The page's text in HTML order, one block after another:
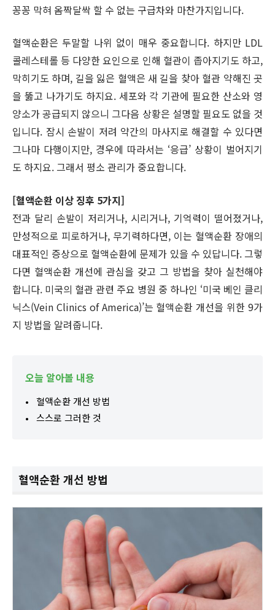
꽁꽁 막혀 옴짝달싹 할 수 없는 구급차와 마찬가지입니다.
혈액순환은 두말할 나위 없이 매우 중요합니다. 하지만 LDL
콜레스테롤 등 다양한 요인으로 인해 혈관이 좁아지기도 하고,
막히기도 하며, 길을 잃은 혈액은 새 길을 찾아 혈관 약해진 곳
을 뚫고 나가기도 하지요. 세포와 각 기관에 필요한 산소와 영
양소가 공급되지 않으니 그다음 상황은 설명할 필요도 없을 것
입니다. 잠시 손발이 저려 약간의 마사지로 해결할 수 있다면
그나마 다행이지만, 경우에 따라서는 ‘응급’ 상황이 벌어지기
도 하지요. 그래서 평소 관리가 중요합니다.
[혈액순환 이상 징후 5가지]
전과 달리 손발이 저리거나, 시리거나, 기억력이 떨어졌거나,
만성적으로 피로하거나, 무기력하다면, 이는 혈액순환 장애의
대표적인 증상으로 혈액순환에 문제가 있을 수 있답니다. 그렇
다면 혈액순환 개선에 관심을 갖고 그 방법을 찾아 실천해야
합니다. 미국의 혈관 관련 주요 병원 중 하나인 ‘미국 베인 클리
닉스(Vein Clinics of America)’는 혈액순환 개선을 위한 9가
지 방법을 알려줍니다.
오늘 알아볼 내용
혈액순환 개선 방법
스스로 그러한 것
혈액순환 개선 방법